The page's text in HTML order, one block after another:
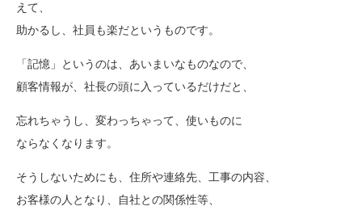
えて、
助かるし、社員も楽だというものです。
「記憶」というのは、あいまいなものなので、
顧客情報が、社長の頭に入っているだけだと、
忘れちゃうし、変わっちゃって、使いものに
ならなくなります。
そうしないためにも、住所や連絡先、工事の内容、
お客様の人となり、自社との関係性等、